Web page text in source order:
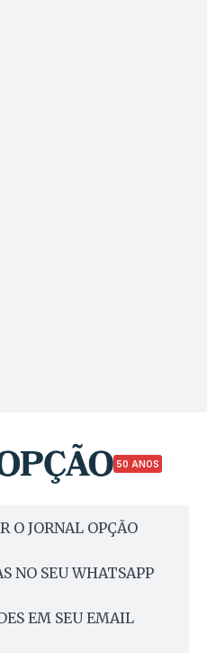
50 ANOS
O JORNAL OPÇÃO
NO SEU WHATSAPP
EM SEU EMAIL